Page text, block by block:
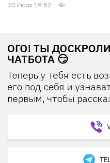
30 Июля 19:52
ОГО! ТЫ
ЧАТБОТА 😏
Теперь у тебя есть
его под себя и
первым, чтобы